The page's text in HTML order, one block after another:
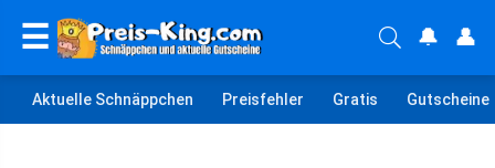
☰ 🔔 👤
Aktuelle Schnäppchen Preisfehler Gratis Gutscheine